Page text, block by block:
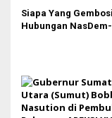
i
s
Siapa Yang Gembosi
Hubungan